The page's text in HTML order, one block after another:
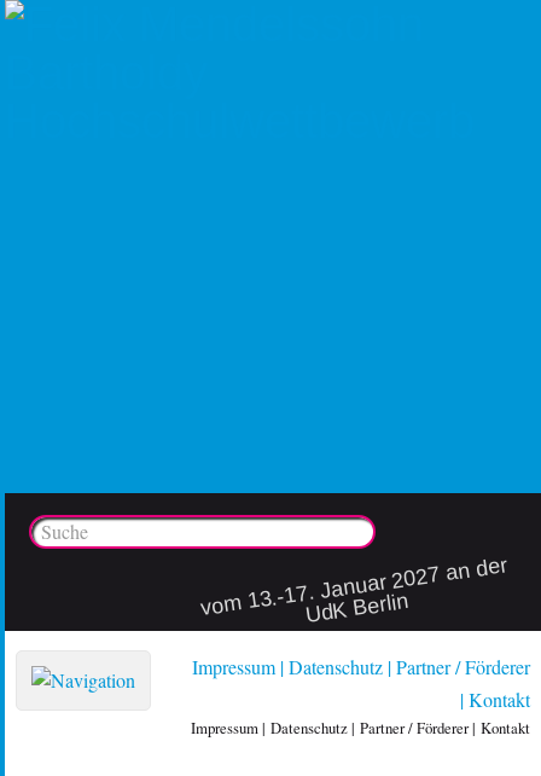
vo
m 13.-17. Januar 2027 an der
UdK Berlin
Impressum Datenschutz Partner / Förderer
Kontakt
Impressum Datenschutz Partner / Förderer Kontakt